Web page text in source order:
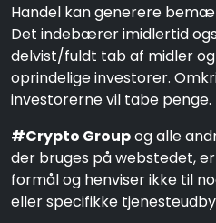
Handel kan generere
Det indebærer imidlertid
delvist/fuldt tab af midler
oprindelige investorer.
investorerne vil tabe penge.
#Crypto Groupog alle
der bruges på webstedet,
formål og henviser ikke til
eller specifikke